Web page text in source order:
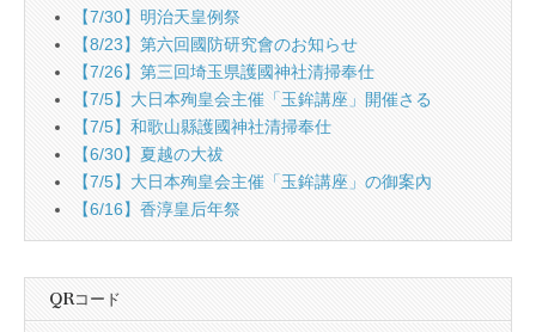
【7/30】明治天皇例祭
【8/23】第六回國防研究會のお知らせ
【7/26】第三回埼玉県護國神社清掃奉仕
【7/5】大日本殉皇会主催「玉鉾講座」開催さる
【7/5】和歌山縣護國神社清掃奉仕
【6/30】夏越の大祓
【7/5】大日本殉皇会主催「玉鉾講座」の御案內
【6/16】香淳皇后年祭
QRコード